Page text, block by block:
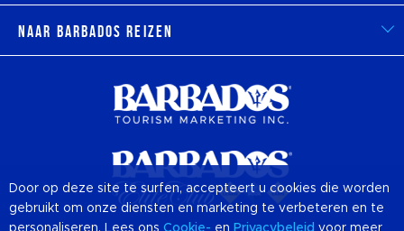
Naar Barbados reizen
Door op deze site te surfen, accepteert u cookies die worden
gebruikt om onze diensten en marketing te verbeteren en te
personaliseren. Lees ons Cookie- en Privacybeleid voor meer